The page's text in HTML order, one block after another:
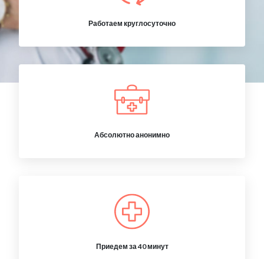
Работаем круглосуточно
Абсолютно анонимно
Приедем за 40 минут